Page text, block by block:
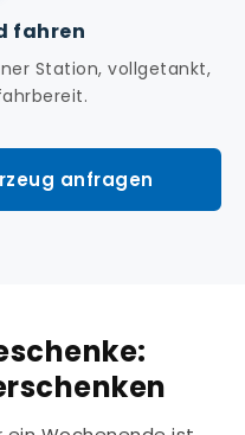
fahren
Station, vollgetankt,
anfragen